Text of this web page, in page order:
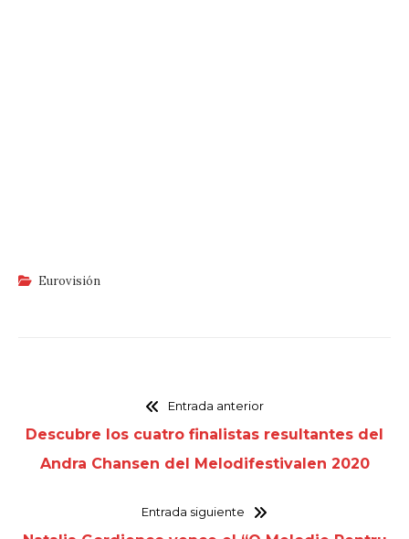
Eurovisión
Entrada anterior
Descubre los cuatro finalistas resultantes del
Andra Chansen del Melodifestivalen 2020
Entrada siguiente